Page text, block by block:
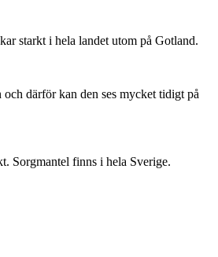
starkt i hela landet utom på Gotland.
därför kan den ses mycket tidigt på
Sorgmantel finns i hela Sverige.